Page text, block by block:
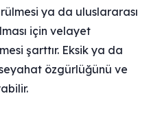
ya da uluslararası
için velayet
şarttır. Eksik ya da
özgürlüğünü ve